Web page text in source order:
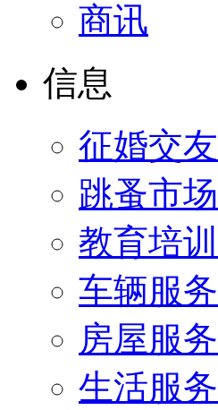
商讯
信息
征婚交友
跳蚤市场
教育培训
车辆服务
房屋服务
生活服务